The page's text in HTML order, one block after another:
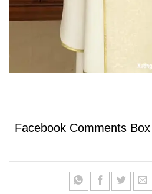
Facebook Comments Box